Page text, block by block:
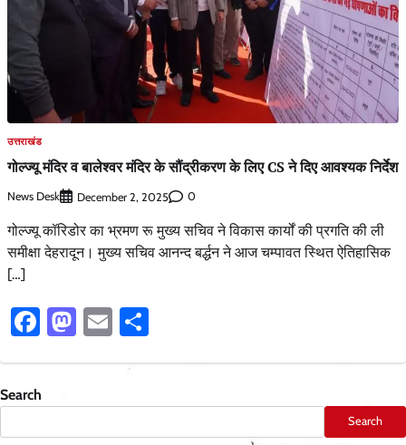
उत्तराखंड
गोल्ज्यू मंदिर व बालेश्वर मंदिर के सौंद्रीकरण के लिए CS ने दिए आवश्यक निर्देश
News Desk December 2, 2025 0
गोल्ज्यू कॉरिडोर का भ्रमण रू मुख्य सचिव ने विकास कार्यों की प्रगति की ली
समीक्षा देहरादून। मुख्य सचिव आनन्द बर्द्धन ने आज चम्पावत स्थित ऐतिहासिक
[…]
Facebook
Mastodon
Email
Search
Search